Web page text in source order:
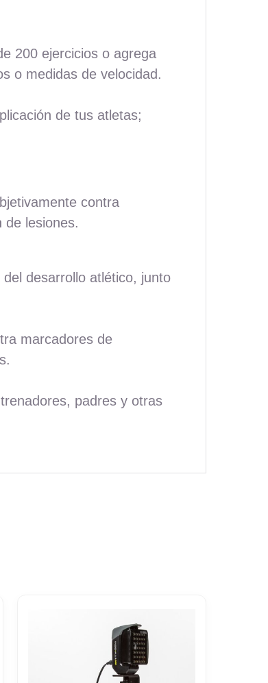
200 ejercicios o agrega
o medidas de velocidad.
de tus atletas;
contra
de lesiones.
desarrollo atlético, junto
marcadores de
padres y otras